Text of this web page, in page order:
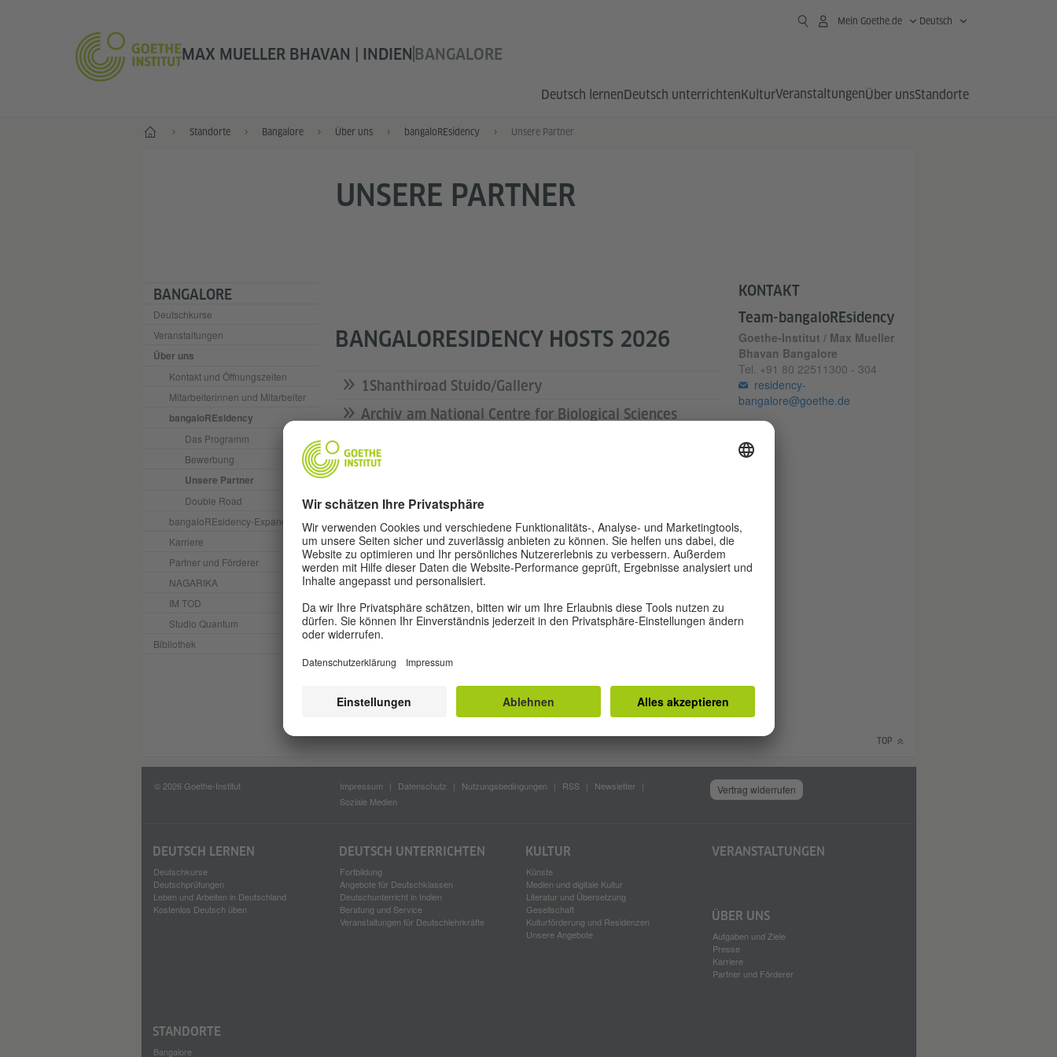
MAX MUELLER BHAVAN | INDIEN BANGALORE
Mein Goethe.de Deutsch
Deutsch lernenDeutsch unterrichtenKulturVeranstaltungenÜber unsStandorte
Start Standorte Bangalore Über uns bangaloREsidency Unsere Partner
BANGALORE
Deutschkurse
Veranstaltungen
Über uns
Kontakt und Öffnungszeiten
Mitarbeiterinnen und Mitarbeiter
bangaloREsidency
Das Programm
Bewerbung
Unsere Partner
Double Road
bangaloREsidency-Expanded
Karriere
Partner und Förderer
NAGARIKA
IM TOD
Studio Quantum
Bibliothek
UNSERE PARTNER
BANGALORESIDENCY HOSTS 2026
1Shanthiroad Stuido/Gallery
Archiv am National Centre for Biological Sciences
Indian Music Experience Museum
The Indian Sonic Research Organisation
Kāṇike
Science Gallery Bengaluru
KONTAKT
Team-bangaloREsidency
Goethe-Institut / Max Mueller
Bhavan Bangalore
Tel. +91 80 22511300 - 304
residency-
bangalore@goethe.de
TOP
© 2026 Goethe-Institut Impressum Datenschutz Nutzungsbedingungen RSS
Newsletter
Soziale Medien
Vertrag widerrufen
DEUTSCH LERNEN
Deutschkurse
Deutschprüfungen
Leben und Arbeiten in Deutschland
Kostenlos Deutsch üben
DEUTSCH UNTERRICHTEN
Fortbildung
Angebote für Deutschklassen
Deutschunterricht in Indien
Beratung und Service
Veranstaltungen für Deutschlehrkräfte
KULTUR
Künste
Medien und digitale Kultur
Literatur und Übersetzung
Gesellschaft
Kulturförderung und Residenzen
Unsere Angebote
VERANSTALTUNGEN
ÜBER UNS
Aufgaben und Ziele
Presse
Karriere
Partner und Förderer
STANDORTE
Bangalore